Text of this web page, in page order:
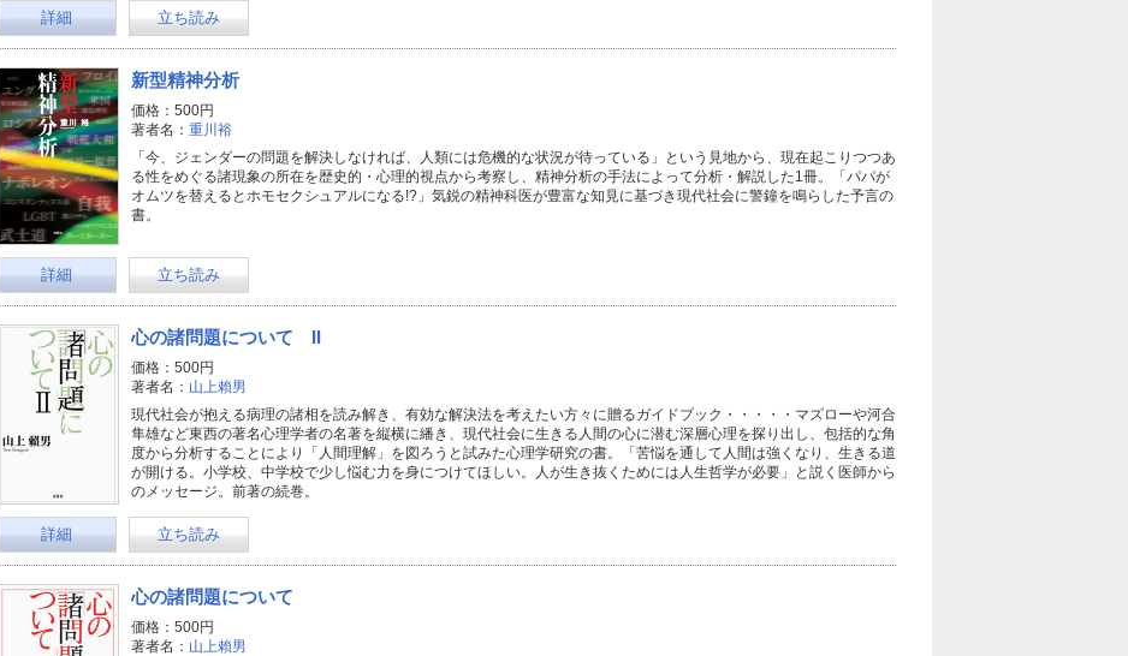
詳細 立ち読み
新型精神分析
価格：500円
著者名： 重川裕
「今、ジェンダーの問題を解決しなければ、人類には危機的な状況が待っている」という見地から、現在起こりつつあ
る性をめぐる諸現象の所在を歴史的・心理的視点から考察し、精神分析の手法によって分析・解説した1冊。「パパが
オムツを替えるとホモセクシュアルになる!?」気鋭の精神科医が豊富な知見に基づき現代社会に警鐘を鳴らした予言の
書。
詳細 立ち読み
心の諸問題について II
価格：500円
著者名： 山上賴男
現代社会が抱える病理の諸相を読み解き、有効な解決法を考えたい方々に贈るガイドブック・・・・・マズローや河合
隼雄など東西の著名心理学者の名著を縦横に繙き、現代社会に生きる人間の心に潜む深層心理を探り出し、包括的な角
度から分析することにより「人間理解」を図ろうと試みた心理学研究の書。「苦悩を通して人間は強くなり、生きる道
が開ける。小学校、中学校で少し悩む力を身につけてほしい。人が生き抜くためには人生哲学が必要」と説く医師から
のメッセージ。前著の続巻。
詳細 立ち読み
心の諸問題について
価格：500円
著者名： 山上賴男